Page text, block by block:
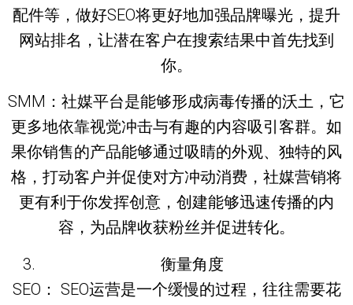
配件等，做好SEO将更好地加强品牌曝光，提升
网站排名，让潜在客户在搜索结果中首先找到
你。
SMM：社媒平台是能够形成病毒传播的沃土，它
更多地依靠视觉冲击与有趣的内容吸引客群。如
果你销售的产品能够通过吸睛的外观、独特的风
格，打动客户并促使对方冲动消费，社媒营销将
更有利于你发挥创意，创建能够迅速传播的内
容，为品牌收获粉丝并促进转化。
衡量角度
SEO： SEO运营是一个缓慢的过程，往往需要花